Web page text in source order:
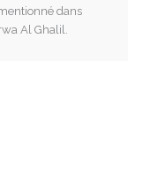
dans
Al Ghalil.